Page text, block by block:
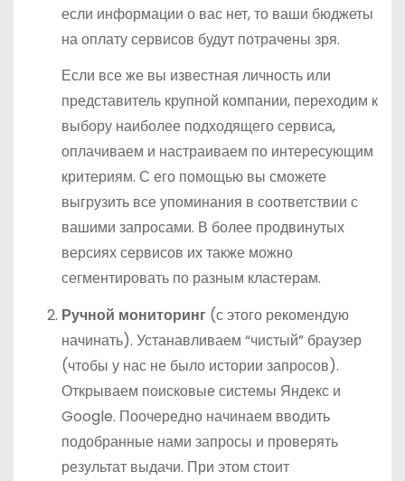
если информации о вас нет, то ваши бюджеты
на оплату сервисов будут потрачены зря.
Если все же вы известная личность или
представитель крупной компании, переходим к
выбору наиболее подходящего сервиса,
оплачиваем и настраиваем по интересующим
критериям. С его помощью вы сможете
выгрузить все упоминания в соответствии с
вашими запросами. В более продвинутых
версиях сервисов их также можно
сегментировать по разным кластерам.
Ручной мониторинг(с этого рекомендую
начинать). Устанавливаем “чистый” браузер
(чтобы у нас не было истории запросов).
Открываем поисковые системы Яндекс и
Google. Поочередно начинаем вводить
подобранные нами запросы и проверять
результат выдачи. При этом стоит